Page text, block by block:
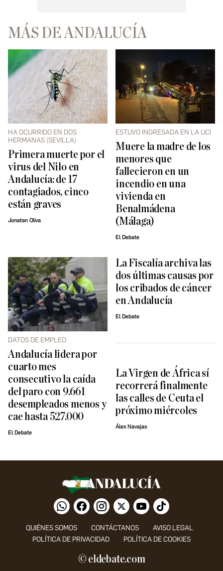
MÁS DE ANDALUCÍA
HA OCURRIDO EN DOS
HERMANAS (SEVILLA)
Primera muerte por el
virus del Nilo en
Andalucía: de 17
contagiados, cinco
están graves
Jonatan Oliva
ESTUVO INGRESADA EN LA UCI
Muere la madre de los
menores que
fallecieron en un
incendio en una
vivienda en
Benalmádena
(Málaga)
El Debate
DATOS DE EMPLEO
Andalucía lidera por
cuarto mes
consecutivo la caída
del paro con 9.661
desempleados menos y
cae hasta 527.000
El Debate
La Fiscalía archiva las
dos últimas causas por
los cribados de cáncer
en Andalucía
El Debate
La Virgen de África sí
recorrerá finalmente
las calles de Ceuta el
próximo miércoles
Álex Navajas
QUIÉNES SOMOS CONTÁCTANOS
AVISO LEGAL
POLÍTICA DE PRIVACIDAD
POLÍTICA DE COOKIES
© eldebate.com